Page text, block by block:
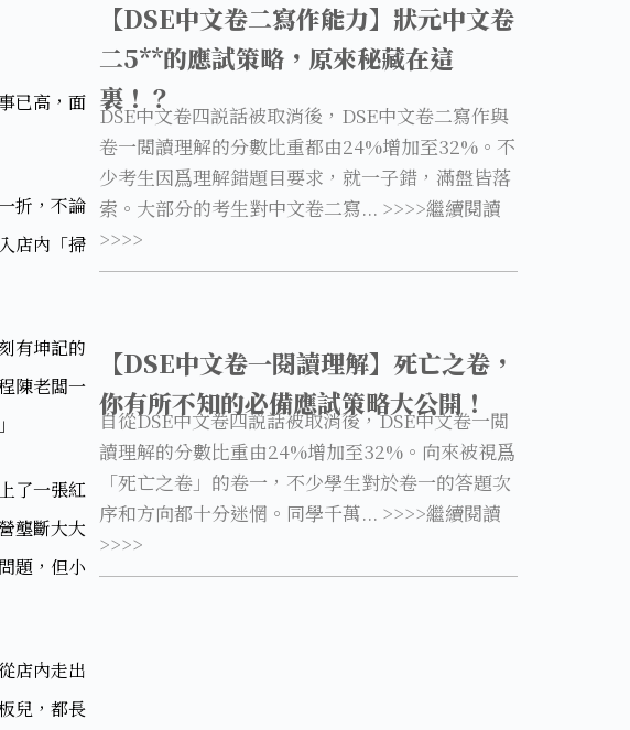
已高，面
折，不論
店內「掃
有坤記的
陳老闆一
了一張紅
壟斷大大
題，但小
店內走出
兒，都長
【DSE中文卷二寫作能力】狀元中文卷
二5**的應試策略，原來秘藏在這
裏！？
DSE中文卷四説話被取消後，DSE中文卷二寫作與
卷一閲讀理解的分數比重都由24%增加至32%。不
少考生因爲理解錯題目要求，就一子錯，滿盤皆落
索。大部分的考生對中文卷二寫... >>>>繼續閱讀
>>>>
【DSE中文卷一閱讀理解】死亡之卷，
你有所不知的必備應試策略大公開！
自從DSE中文卷四説話被取消後，DSE中文卷一閲
讀理解的分數比重由24%增加至32%。向來被視爲
「死亡之卷」的卷一，不少學生對於卷一的答題次
序和方向都十分迷惘。同學千萬... >>>>繼續閱讀
>>>>